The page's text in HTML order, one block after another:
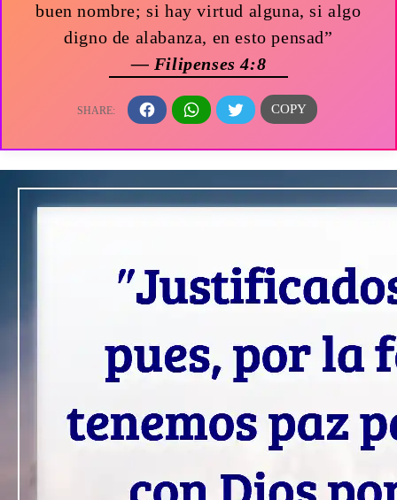
buen nombre; si hay virtud alguna, si algo
digno de alabanza, en esto pensad”
— Filipenses 4:8